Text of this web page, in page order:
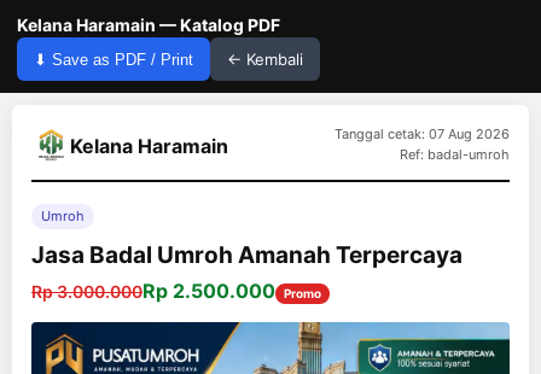
Kelana Haramain — Katalog PDF
⬇ Save as PDF / Print ← Kembali
Kelana Haramain
Tanggal cetak: 07 Aug 2026
Ref: badal-umroh
Umroh
Jasa Badal Umroh Amanah Terpercaya
Rp 3.000.000Rp 2.500.000 Promo